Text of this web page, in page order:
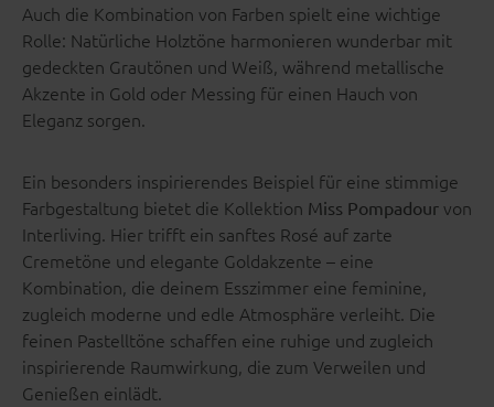
Auch die Kombination von Farben spielt eine wichtige
Rolle: Natürliche Holztöne harmonieren wunderbar mit
gedeckten Grautönen und Weiß, während metallische
Akzente in Gold oder Messing für einen Hauch von
Eleganz sorgen.
Ein besonders inspirierendes Beispiel für eine stimmige
Farbgestaltung bietet die Kollektion Miss Pompadour von
Interliving. Hier trifft ein sanftes Rosé auf zarte
Cremetöne und elegante Goldakzente – eine
Kombination, die deinem Esszimmer eine feminine,
zugleich moderne und edle Atmosphäre verleiht. Die
feinen Pastelltöne schaffen eine ruhige und zugleich
inspirierende Raumwirkung, die zum Verweilen und
Genießen einlädt.